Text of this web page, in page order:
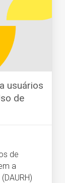
usuários
de
de
a